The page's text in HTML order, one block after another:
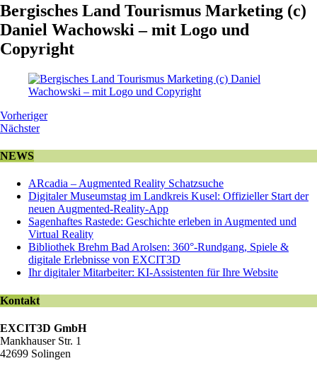
Bergisches Land Tourismus Marketing (c)
Daniel Wachowski – mit Logo und
Copyright
Vorheriger
Nächster
NEWS
ARcadia – Augmented Reality Schatzsuche
Digitaler Museumstag im Landkreis Kusel: Offizieller Start der
neuen Augmented-Reality-App
Sagenhaftes Rastede: Geschichte erleben in Augmented und
Virtual Reality
Bibliothek Brehm Bad Arolsen: 360°-Rundgang, Spiele &
digitale Erlebnisse von EXCIT3D
Ihr digitaler Mitarbeiter: KI-Assistenten für Ihre Website
Kontakt
EXCIT3D GmbH
Mankhauser Str. 1
42699 Solingen